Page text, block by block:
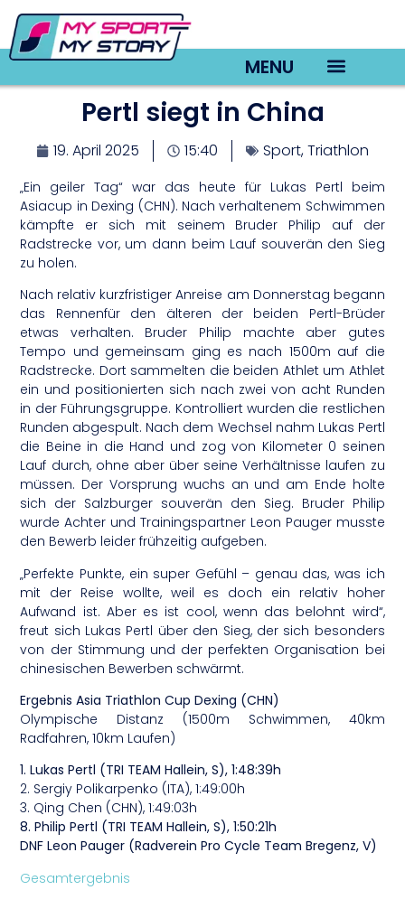
MENU
Pertl siegt in China
19. April 2025 15:40 Sport,Triathlon
„Ein geiler Tag“ war das heute für Lukas Pertl beim
Asiacup in Dexing (CHN). Nach verhaltenem Schwimmen
kämpfte er sich mit seinem Bruder Philip auf der
Radstrecke vor, um dann beim Lauf souverän den Sieg
zu holen.
Nach relativ kurzfristiger Anreise am Donnerstag begann
das Rennenfür den älteren der beiden Pertl-Brüder
etwas verhalten. Bruder Philip machte aber gutes
Tempo und gemeinsam ging es nach 1500m auf die
Radstrecke. Dort sammelten die beiden Athlet um Athlet
ein und positionierten sich nach zwei von acht Runden
in der Führungsgruppe. Kontrolliert wurden die restlichen
Runden abgespult. Nach dem Wechsel nahm Lukas Pertl
die Beine in die Hand und zog von Kilometer 0 seinen
Lauf durch, ohne aber über seine Verhältnisse laufen zu
müssen. Der Vorsprung wuchs an und am Ende holte
sich der Salzburger souverän den Sieg. Bruder Philip
wurde Achter und Trainingspartner Leon Pauger musste
den Bewerb leider frühzeitig aufgeben.
„Perfekte Punkte, ein super Gefühl – genau das, was ich
mit der Reise wollte, weil es doch ein relativ hoher
Aufwand ist. Aber es ist cool, wenn das belohnt wird“,
freut sich Lukas Pertl über den Sieg, der sich besonders
von der Stimmung und der perfekten Organisation bei
chinesischen Bewerben schwärmt.
Ergebnis Asia Triathlon Cup Dexing (CHN)
Olympische Distanz (1500m Schwimmen, 40km
Radfahren, 10km Laufen)
1. Lukas Pertl (TRI TEAM Hallein, S), 1:48:39h
2. Sergiy Polikarpenko (ITA), 1:49:00h
3. Qing Chen (CHN), 1:49:03h
8. Philip Pertl (TRI TEAM Hallein, S), 1:50:21h
DNF Leon Pauger (Radverein Pro Cycle Team Bregenz, V)
Gesamtergebnis